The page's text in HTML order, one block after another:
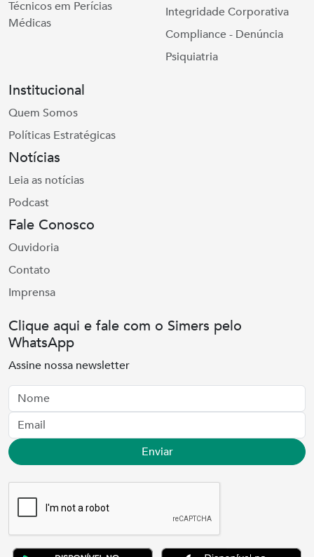
Técnicos em Perícias
Médicas
Integridade Corporativa
Compliance - Denúncia
Psiquiatria
Institucional
Quem Somos
Políticas Estratégicas
Notícias
Leia as notícias
Podcast
Fale Conosco
Ouvidoria
Contato
Imprensa
Clique aqui e fale com o Simers pelo
WhatsApp
Assine nossa newsletter
Nome
Email
Enviar